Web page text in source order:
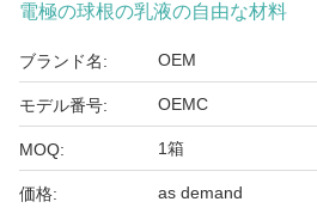
電極の球根の乳液の自由な材料
ブランド名: OEM
モデル番号: OEMC
MOQ: 1箱
価格: as demand